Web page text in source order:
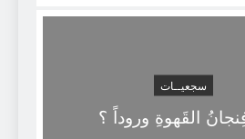
سجعيــات
القَهوةِ وروداً ؟